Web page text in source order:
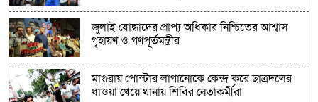
জুলাই যোদ্ধাদের প্রাপ্য অধিকার নিশ্চিতের আশ্বাস
গৃহায়ণ ও গণপূর্তমন্ত্রীর
মাগুরায় পোস্টার লাগানোকে কেন্দ্র করে ছাত্রদলের
ধাওয়া খেয়ে থানায় শিবির নেতাকর্মীরা